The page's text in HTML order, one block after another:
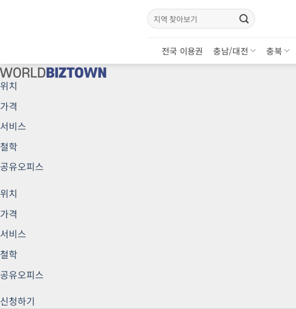
검
색:
전국 이용권 충남/대전 충북
위치
가격
서비스
철학
공유오피스
위치
가격
서비스
철학
공유오피스
신청하기